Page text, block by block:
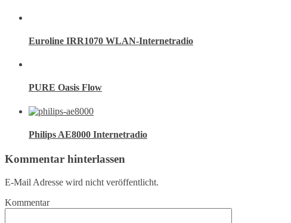
Euroline IRR1070 WLAN-Internetradio
PURE Oasis Flow
Philips AE8000 Internetradio
Kommentar hinterlassen
E-Mail Adresse wird nicht veröffentlicht.
Kommentar